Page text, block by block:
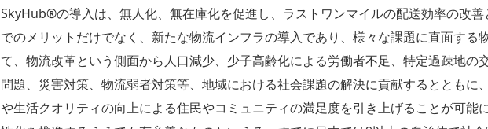
SkyHub®の導入は、無人化、無在庫化を促進し、ラストワンマイルの配送効率の改善
でのメリットだけでなく、新たな物流インフラの導入であり、様々な課題に直面する
て、物流改革という側面から人口減少、少子高齢化による労働者不足、特定過疎地の
問題、災害対策、物流弱者対策等、地域における社会課題の解決に貢献するとともに
や生活クオリティの向上による住民やコミュニティの満足度を引き上げることが可能